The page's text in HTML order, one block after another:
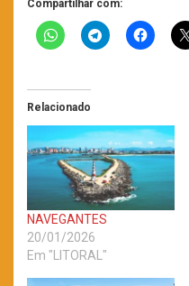
Compartilhar com:
Relacionado
NAVEGANTES
20/01/2026
Em "LITORAL"